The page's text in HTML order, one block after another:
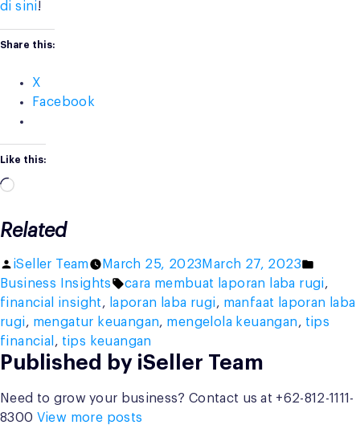
di sini!
Share this:
X
Facebook
Like this:
Loading…
Related
Posted
by
iSeller Team March 25, 2023 March 27, 2023
in
Business Insights Tags:
cara membuat laporan laba rugi,
financial insight, laporan laba rugi, manfaat laporan laba
rugi, mengatur keuangan, mengelola keuangan, tips
financial , tips keuangan
Published by iSeller Team
Need to grow your business? Contact us at +62-812-1111-
8300 View more posts